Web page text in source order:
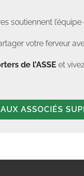
soutiennent
votre ferveur
de l’ASSE et
ASSOCIÉS